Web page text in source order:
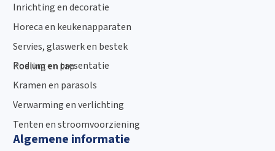
Inrichting en decoratie
Horeca en keukenapparaten
Servies, glaswerk en bestek
Koeling en tap
Podium en presentatie
Kramen en parasols
Verwarming en verlichting
Tenten en stroomvoorziening
Algemene informatie